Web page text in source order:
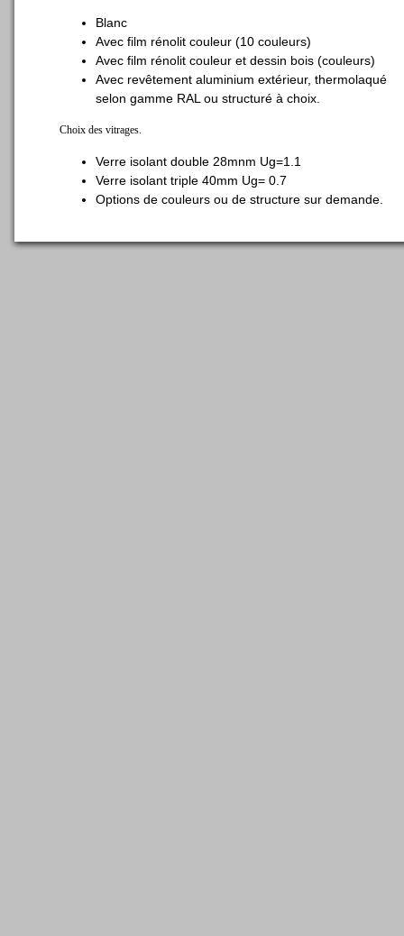
Blanc
Avec film rénolit couleur (10 couleurs)
Avec film rénolit couleur et dessin bois (couleurs)
Avec revêtement aluminium extérieur, thermolaqué
selon gamme RAL ou structuré à choix.
Choix des vitrages.
Verre isolant double 28mnm Ug=1.1
Verre isolant triple 40mm Ug= 0.7
Options de couleurs ou de structure sur demande.